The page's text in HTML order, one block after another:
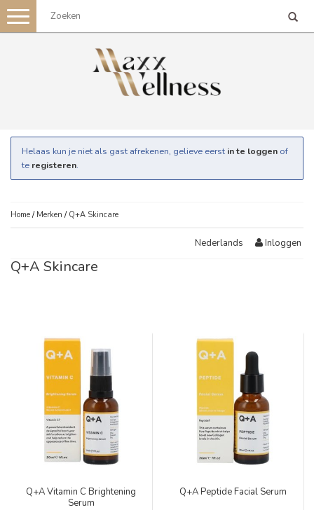
Toggle
navigation
Helaas kun je niet als gast afrekenen, gelieve eerst in te loggen of
te registeren.
Home / Merken / Q+A Skincare
Nederlands Inloggen
Q+A Skincare
Q+A Vitamin C Brightening
Serum
Q+A Peptide Facial Serum